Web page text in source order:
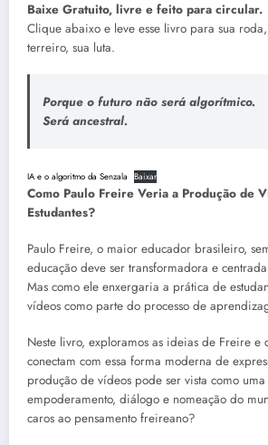
Baixe Gratuito, livre e feito para circular.
Clique abaixo e leve esse livro para sua
terreiro, sua luta.
Porque o futuro não será algorítmico.
Será ancestral.
IA e o algoritmo da Senzala Baixar
Como Paulo Freire Veria a Produção de
Estudantes?
Paulo Freire, o maior educador brasileiro,
educação deve ser transformadora e
Mas como ele enxergaria a prática de
vídeos como parte do processo de
Neste livro, exploramos as ideias de Freire e
conectam com essa forma moderna de
produção de vídeos pode ser vista como
empoderamento, diálogo e nomeação do
caros ao pensamento freireano?